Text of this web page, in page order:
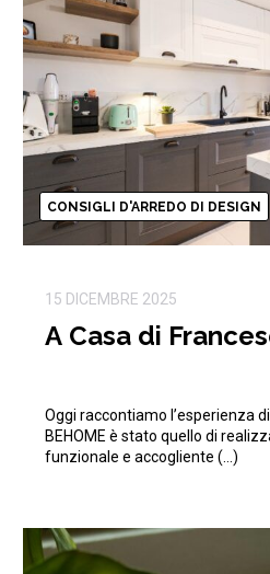
CONSIGLI D'ARREDO DI DESIGN
15 DICEMBRE 2025
A Casa di
Oggi raccontiamo l’esperienza
BEHOME è stato quello di
funzionale e accogliente (…)